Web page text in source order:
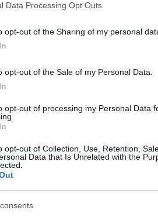
Data Processing Opt Outs
opt-out of the Sharing of my personal
opt-out of the Sale of my Personal Data.
opt-out of processing my Personal Data
opt-out of Collection, Use, Retention,
Data that Is Unrelated with the
örvend Európában is, de
Az újjászületett Nezha
még csak barátkozik az
filmen. Az ősi történet
akinek a történelem
például
ami egyúttal a film és
ellátó Ji Zhao egy
ahol 3000 év után ismét
a csempészmunkákkal